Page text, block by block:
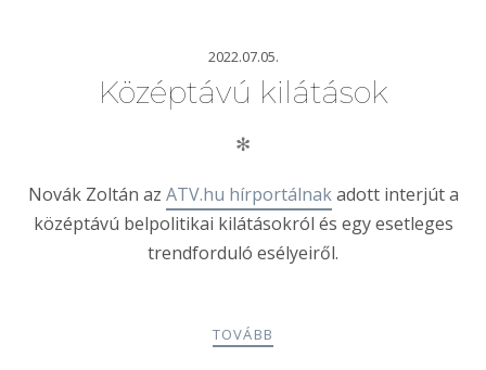
2022.07.05.
Középtávú kilátások
✻
Novák Zoltán az ATV.hu hírportálnakadott interjút a
középtávú belpolitikai kilátásokról és egy esetleges
trendforduló esélyeiről.
TOVÁBB